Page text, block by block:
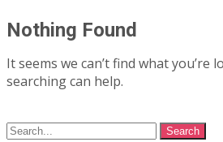
Nothing Found
It seems we can’t find what you’re
searching can help.